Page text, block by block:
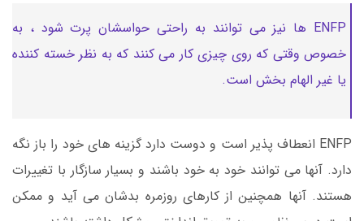
ENFP ها نیز می توانند به راحتی حواسشان پرت شود ، به
خصوص وقتی که روی چیزی کار می کنند که به نظر خسته کننده
یا غیر الهام بخش است.
ENFP انعطاف پذیر است و دوست دارد گزینه های خود را باز نگه
دارد. آنها می توانند خود به خود باشند و بسیار سازگار با تغییرات
هستند. آنها همچنین از کارهای روزمره بدشان می آید و ممکن